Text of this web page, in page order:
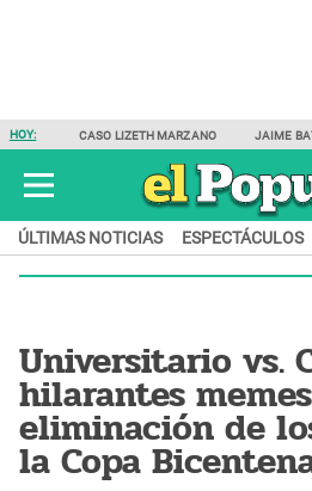
HOY: CASO LIZETH MARZANO JAIME
ÚLTIMAS NOTICIAS ESPECTÁCULOS
Universitario vs.
hilarantes
eliminación de
la Copa